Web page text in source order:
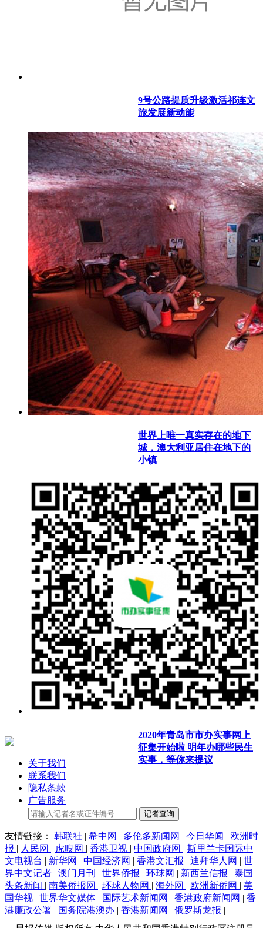
9号公路提质升级激活祁连文
旅发展新动能
世界上唯一真实存在的地下
城，澳大利亚居住在地下的
小镇
2020年青岛市市办实事网上
征集开始啦 明年办哪些民生
实事，等你来提议
关于我们
联系我们
隐私条款
广告服务
记者查询
友情链接： 韩联社 | 希中网 | 多伦多新闻网 | 今日华闻 | 欧洲时
报 | 人民网 | 虎嗅网 | 香港卫视 | 中国政府网 | 斯里兰卡国际中
文电视台 | 新华网 | 中国经济网 | 香港文汇报 | 迪拜华人网 | 世
界中文记者 | 澳门月刊 | 世界侨报 | 环球网 | 新西兰信报 | 泰国
头条新闻 | 南美侨报网 | 环球人物网 | 海外网 | 欧洲新侨网 | 美
国华视 | 世界华文媒体 | 国际艺术新闻网 | 香港政府新闻网 | 香
港廉政公署 | 国务院港澳办 | 香港新闻网 | 俄罗斯龙报 |